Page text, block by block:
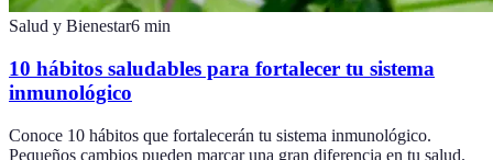
Salud y Bienestar6 min
10 hábitos saludables para fortalecer tu sistema
inmunológico
Conoce 10 hábitos que fortalecerán tu sistema inmunológico.
Pequeños cambios pueden marcar una gran diferencia en tu salud.